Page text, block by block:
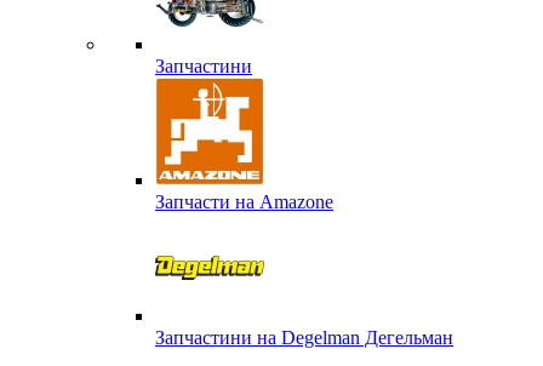
Запчастини
Запчасти на Amazone
Запчастини на Degelman Дегельман